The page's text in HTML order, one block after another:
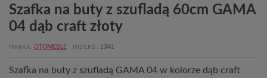
Szafka na buty z szufladą 60cm GAMA
04 dąb craft złoty
MARKA OTOMEBLE INDEKS 1341
Szafka na buty z szufladą GAMA 04 w kolorze dąb craft